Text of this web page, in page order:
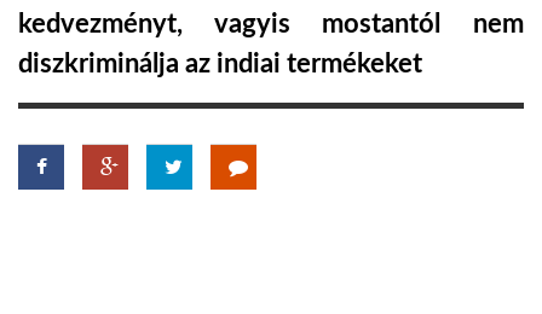
GLOBOTV BP
kedvezményt, vagyis mostantól nem
diszkriminálja az indiai termékeket